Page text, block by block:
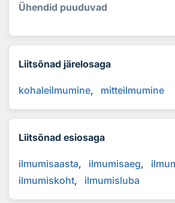
Ühendid puuduvad
Liitsõnad järelosaga
kohaleilmumine mitteilmumine
Liitsõnad esiosaga
ilmumisaasta ilmumisaeg
ilmumiskoht
ilmumisluba